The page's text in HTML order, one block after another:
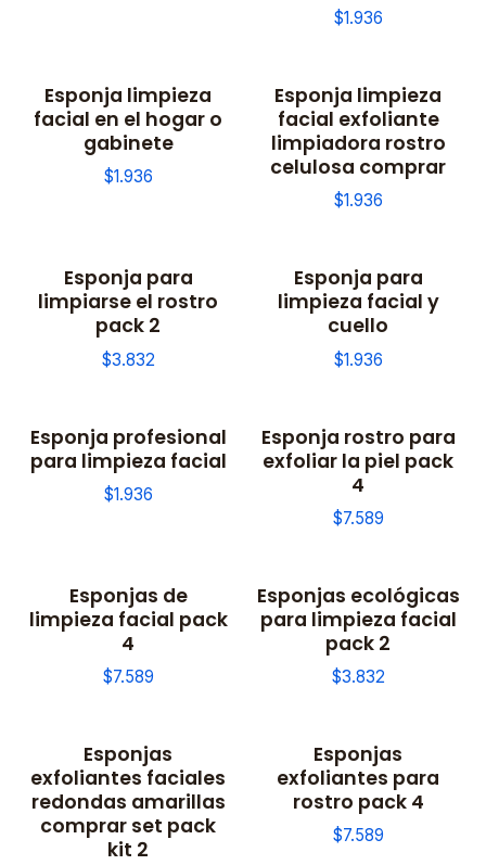
$1.936
Esponja limpieza
facial en el hogar o
gabinete
$1.936
Esponja limpieza
facial exfoliante
limpiadora rostro
celulosa comprar
$1.936
Esponja para
limpiarse el rostro
pack 2
$3.832
Esponja para
limpieza facial y
cuello
$1.936
Esponja profesional
para limpieza facial
$1.936
Esponja rostro para
exfoliar la piel pack
4
$7.589
Esponjas de
limpieza facial pack
4
$7.589
Esponjas ecológicas
para limpieza facial
pack 2
$3.832
Esponjas
exfoliantes faciales
redondas amarillas
comprar set pack
kit 2
Esponjas
exfoliantes para
rostro pack 4
$7.589